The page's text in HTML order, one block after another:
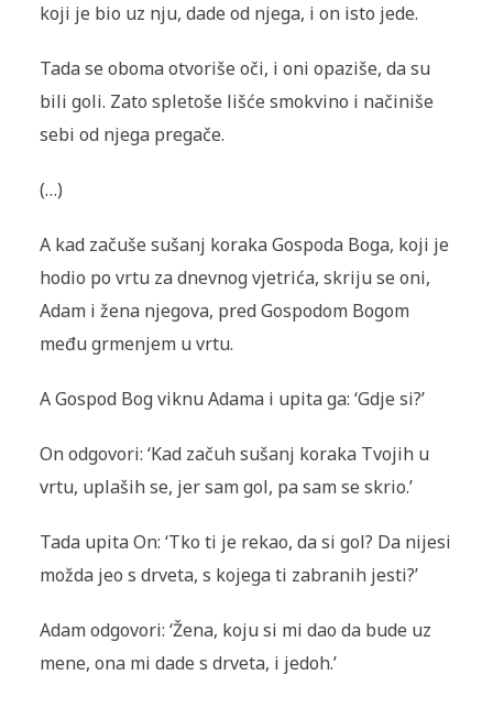
koji je bio uz nju, dade od njega, i on isto jede.
Tada se oboma otvoriše oči, i oni opaziše, da su
bili goli. Zato spletoše lišće smokvino i načiniše
sebi od njega pregače.
(…)
A kad začuše sušanj koraka Gospoda Boga, koji je
hodio po vrtu za dnevnog vjetrića, skriju se oni,
Adam i žena njegova, pred Gospodom Bogom
među grmenjem u vrtu.
A Gospod Bog viknu Adama i upita ga: ‘Gdje si?’
On odgovori: ‘Kad začuh sušanj koraka Tvojih u
vrtu, uplaših se, jer sam gol, pa sam se skrio.’
Tada upita On: ‘Tko ti je rekao, da si gol? Da nijesi
možda jeo s drveta, s kojega ti zabranih jesti?’
Adam odgovori: ‘Žena, koju si mi dao da bude uz
mene, ona mi dade s drveta, i jedoh.’